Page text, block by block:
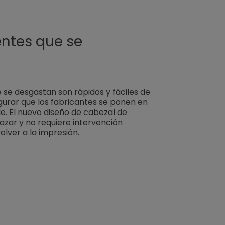
que se
desgastan son rápidos y fáciles de
que los fabricantes se ponen en
El nuevo diseño de cabezal de
y no requiere intervención
a la impresión.